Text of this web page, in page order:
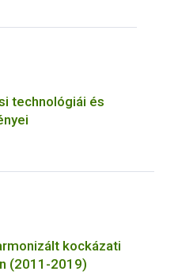
technológiái és
kockázati
(2011-2019)